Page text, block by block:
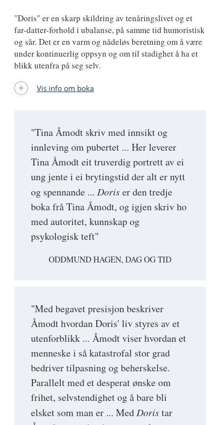
"Tina Åmodt skriv med innsikt og
innleving om pubertet ... Her leverer
Tina Åmodt eit truverdig portrett av ei
ung jente i ei brytingstid der alt er nytt
og spennande ... Doriser den tredje
boka frå Tina Åmodt, og igjen skriv ho
med autoritet, kunnskap og
psykologisk teft"
ODDMUND HAGEN, DAG OG TID
"Med begavet presisjon beskriver
Åmodt hvordan Doris' liv styres av et
utenforblikk ... Åmodt viser hvordan et
menneske i så katastrofal stor grad
bedriver tilpasning og beherskelse.
Parallelt med et desperat ønske om
frihet, selvstendighet og å bare bli
elsket som man er ... MedDoristar
"Doris" er en skarp skildring av tenåringslivet og et
far-datter-forhold i ubalanse, på samme tid humoristisk
og sår. Det er en varm og nådeløs beretning om å være
under kontinuerlig oppsyn og om til stadighet å ha et
blikk utenfra på seg selv.
Vis info om boka